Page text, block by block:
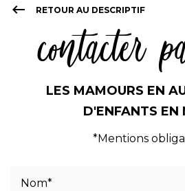
keyboard_backspace RETOUR AU DESCRIPTIF
contacter
LES MAMOURS EN
D'ENFANTS EN
*Mentions